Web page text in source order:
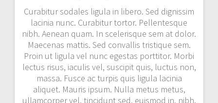
Curabitur sodales ligula in libero. Sed dignissim
lacinia nunc. Curabitur tortor. Pellentesque
nibh. Aenean quam. In scelerisque sem at dolor.
Maecenas mattis. Sed convallis tristique sem.
Proin ut ligula vel nunc egestas porttitor. Morbi
lectus risus, iaculis vel, suscipit quis, luctus non,
massa. Fusce ac turpis quis ligula lacinia
aliquet. Mauris ipsum. Nulla metus metus,
ullamcorper vel, tincidunt sed, euismod in, nibh.